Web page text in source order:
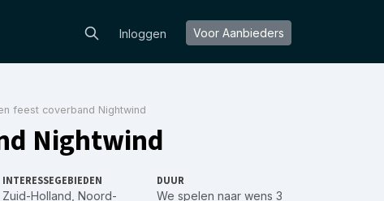
Inloggen Voor Aanbieders
feest coverband Nightwind
Nightwind
INTERESSEGEBIEDEN
Zuid-Holland Noord-
DUUR
We spelen naar wens 3